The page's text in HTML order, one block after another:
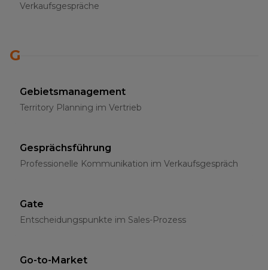
Verkaufsgespräche
G
Gebietsmanagement
Territory Planning im Vertrieb
Gesprächsführung
Professionelle Kommunikation im Verkaufsgespräch
Gate
Entscheidungspunkte im Sales-Prozess
Go-to-Market